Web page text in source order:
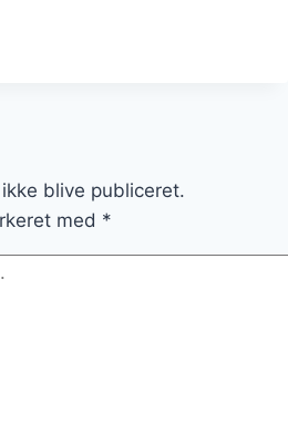
blive publiceret.
med *